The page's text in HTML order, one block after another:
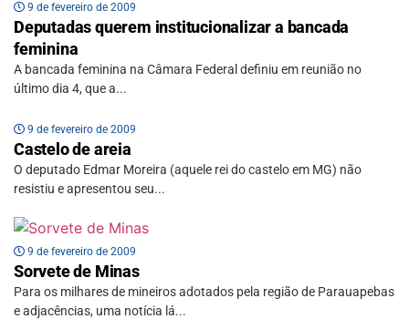
9 de fevereiro de 2009
Deputadas querem institucionalizar a bancada
feminina
A bancada feminina na Câmara Federal definiu em reunião no
último dia 4, que a...
9 de fevereiro de 2009
Castelo de areia
O deputado Edmar Moreira (aquele rei do castelo em MG) não
resistiu e apresentou seu...
9 de fevereiro de 2009
Sorvete de Minas
Para os milhares de mineiros adotados pela região de Parauapebas
e adjacências, uma notícia lá...